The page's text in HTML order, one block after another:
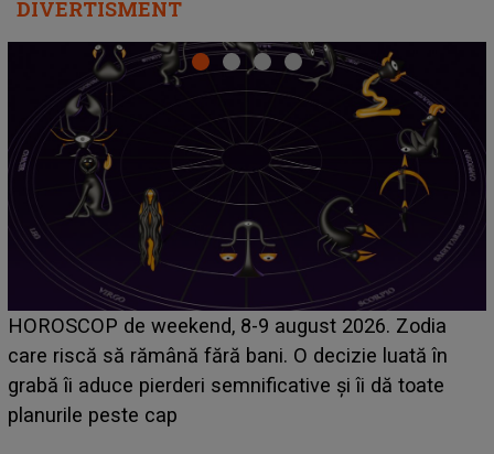
DIVERTISMENT
Emanuel a ținut ACEST DETALIU ASCUNS până
acum! În fața Alexandrei, concurentul din Casa Iubirii
face o MĂRTURISIRE NEAȘTEPTATĂ despre mama
sa: "I-am spus și ei în față, eu nu te iubesc pentru